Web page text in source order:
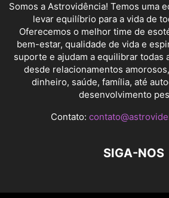
Somos a Astrovidência! Temos uma
levar equilíbrio para a vida de
Oferecemos o melhor time de
bem-estar, qualidade de vida e
suporte e ajudam a equilibrar todas
desde relacionamentos
dinheiro, saúde, família, até
desenvolvimento
Contato:
SIGA-NOS